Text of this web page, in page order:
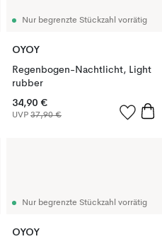
Nur begrenzte Stückzahl vorrätig
OYOY
Regenbogen-Nachtlicht, Light
rubber
34,90 €
UVP 37,90 €
Nur begrenzte Stückzahl vorrätig
OYOY